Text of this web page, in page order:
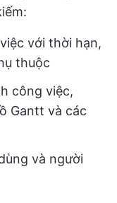
với thời hạn,
thuộc
công việc,
Gantt và các
và người